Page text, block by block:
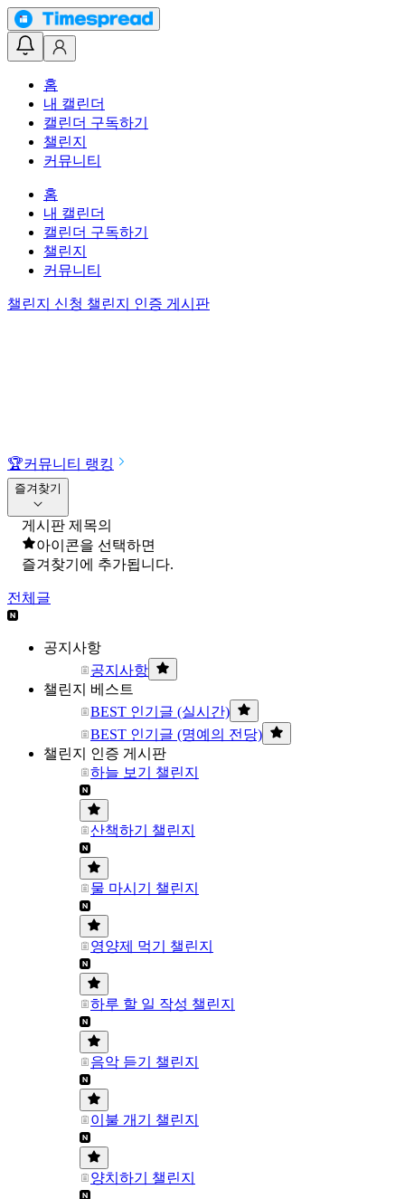
홈
내 캘린더
캘린더 구독하기
챌린지
커뮤니티
홈
내 캘린더
캘린더 구독하기
챌린지
커뮤니티
챌린지 신청 챌린지 인증 게시판
🏆커뮤니티 랭킹
즐겨찾기
게시판 제목의
아이콘을 선택하면
즐겨찾기에 추가됩니다.
전체글
공지사항
공지사항
챌린지 베스트
BEST 인기글 (실시간)
BEST 인기글 (명예의 전당)
챌린지 인증 게시판
하늘 보기 챌린지
산책하기 챌린지
물 마시기 챌린지
영양제 먹기 챌린지
하루 할 일 작성 챌린지
음악 듣기 챌린지
이불 개기 챌린지
양치하기 챌린지